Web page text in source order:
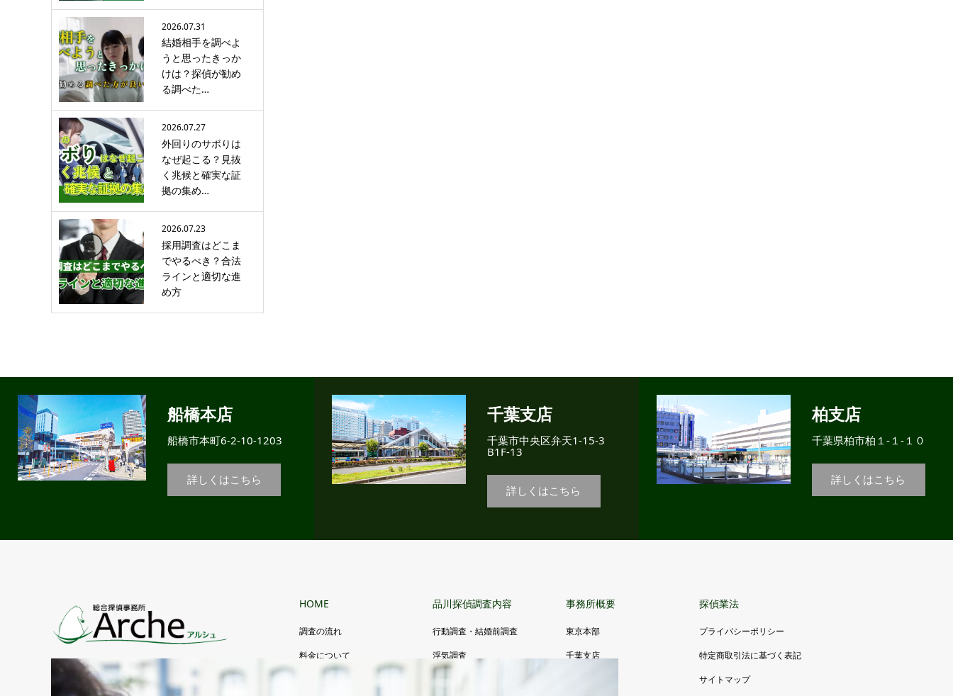
2026.07.31
結婚相手を調べよ
うと思ったきっか
けは？探偵が勧め
る調べた…
2026.07.27
外回りのサボりは
なぜ起こる？見抜
く兆候と確実な証
拠の集め…
2026.07.23
採用調査はどこま
でやるべき？合法
ラインと適切な進
め方
船橋本店
船橋市本町6-2-10-1203
詳しくはこちら
千葉支店
千葉市中央区弁天1-15-3
B1F-13
詳しくはこちら
柏支店
千葉県柏市柏１-１-１０
詳しくはこちら
HOME
調査の流れ
料金について
よくあるご質問
品川探偵調査内容
行動調査・結婚前調査
浮気調査
その他調査
事務所概要
東京本部
千葉支店
探偵業法
プライバシーポリシー
特定商取引法に基づく表記
サイトマップ